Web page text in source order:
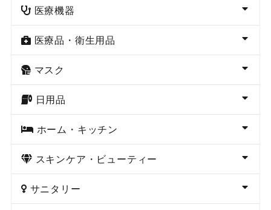
医療機器
医療品・衛生用品
マスク
日用品
ホーム・キッチン
スキンケア・ビューティー
サニタリー